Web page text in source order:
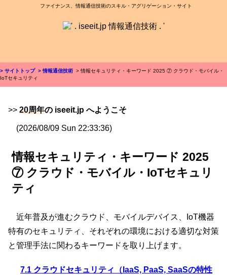
ファイナンス、情報通信技術のスキル・アグリゲーション・サイト
> サイトトップ > 情報通信技術 > 情報セキュリティ・キーワード 2025 ⑦ クラウド・モバイル・
IoTセキュリティ
>> 20周年の iseeit.jp へようこそ
(2026/08/09 Sun 22:33:36)
情報セキュリティ・キーワード 2025
⑦ クラウド・モバイル・IoTセキュリ
ティ
近年普及が進むクラウド、モバイルデバイス、IoT機器
特有のセキュリティ、それぞれの環境における適切な対策
と管理手法に関わるキーワードを取り上げます。
7.1 クラウドセキュリティ（IaaS, PaaS, SaaSの特性